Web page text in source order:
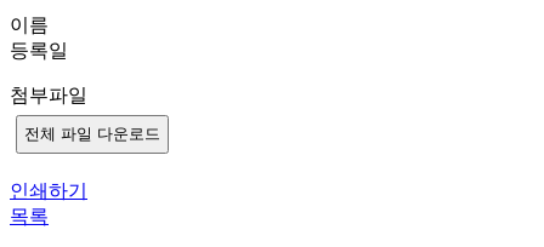
이름
등록일
첨부파일
전체 파일 다운로드
인쇄하기
목록